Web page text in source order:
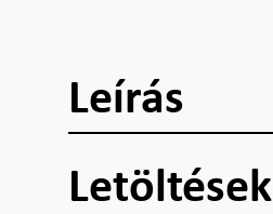
Leírás
Letöltések